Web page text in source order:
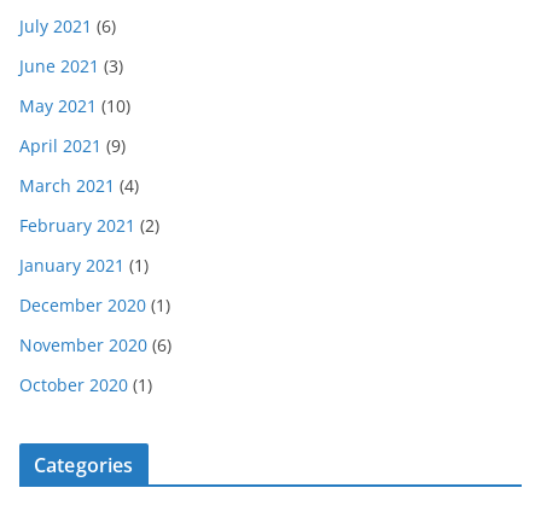
July 2021 (6)
June 2021 (3)
May 2021 (10)
April 2021 (9)
March 2021 (4)
February 2021 (2)
January 2021 (1)
December 2020 (1)
November 2020 (6)
October 2020 (1)
Categories